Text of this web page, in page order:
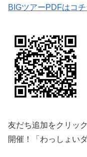
BIGツアーPDFはコチ
友だち追加をクリッ
開催！「わっしょい